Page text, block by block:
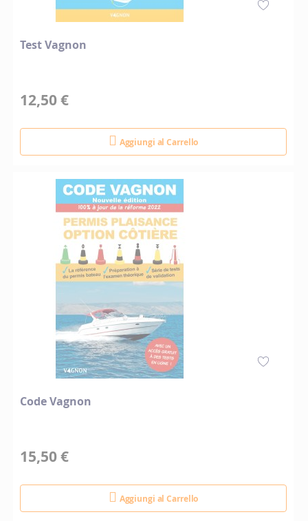
Test Vagnon
12,50 €
Aggiungi al Carrello
Code Vagnon
15,50 €
Aggiungi al Carrello